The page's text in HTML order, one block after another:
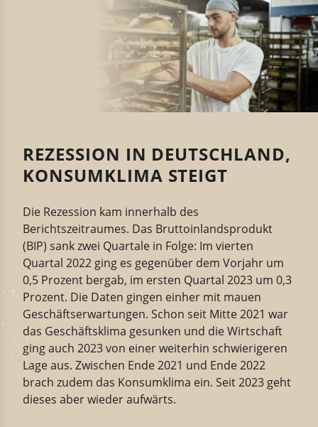
REZESSION IN DEUTSCHLAND,
KONSUMKLIMA STEIGT
Die Rezession kam innerhalb des
Berichtszeitraumes. Das Bruttoinlandsprodukt
(BIP) sank zwei Quartale in Folge: Im vierten
Quartal 2022 ging es gegenüber dem Vorjahr um
0,5 Prozent bergab, im ersten Quartal 2023 um 0,3
Prozent. Die Daten gingen einher mit mauen
Geschäftserwartungen. Schon seit Mitte 2021 war
das Geschäftsklima gesunken und die Wirtschaft
ging auch 2023 von einer weiterhin schwierigeren
Lage aus. Zwischen Ende 2021 und Ende 2022
brach zudem das Konsumklima ein. Seit 2023 geht
dieses aber wieder aufwärts.